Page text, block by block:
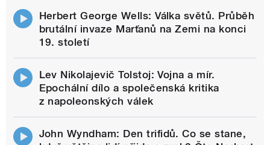
Herbert George Wells: Válka světů. Průběh
brutální invaze Marťanů na Zemi na konci
19. století
Lev Nikolajevič Tolstoj: Vojna a mír.
Epochální dílo a společenská kritika
z napoleonských válek
John Wyndham: Den trifidů. Co se stane,